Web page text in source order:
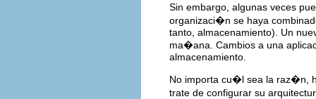
Sin embargo, algunas veces
organizaci�n se haya
tanto, almacenamiento). Un
ma�ana. Cambios a una
almacenamiento.
No importa cu�l sea la raz�n,
trate de configurar su